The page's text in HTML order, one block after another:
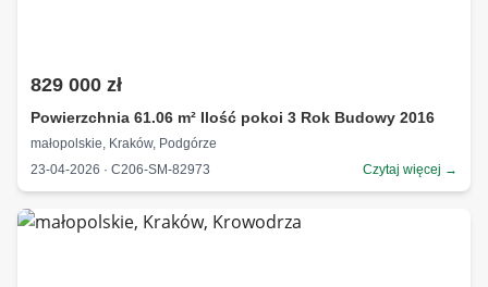
829 000 zł
Powierzchnia 61.06 m² Ilość pokoi 3 Rok Budowy 2016
małopolskie, Kraków, Podgórze
23-04-2026 · C206-SM-82973
Czytaj więcej →